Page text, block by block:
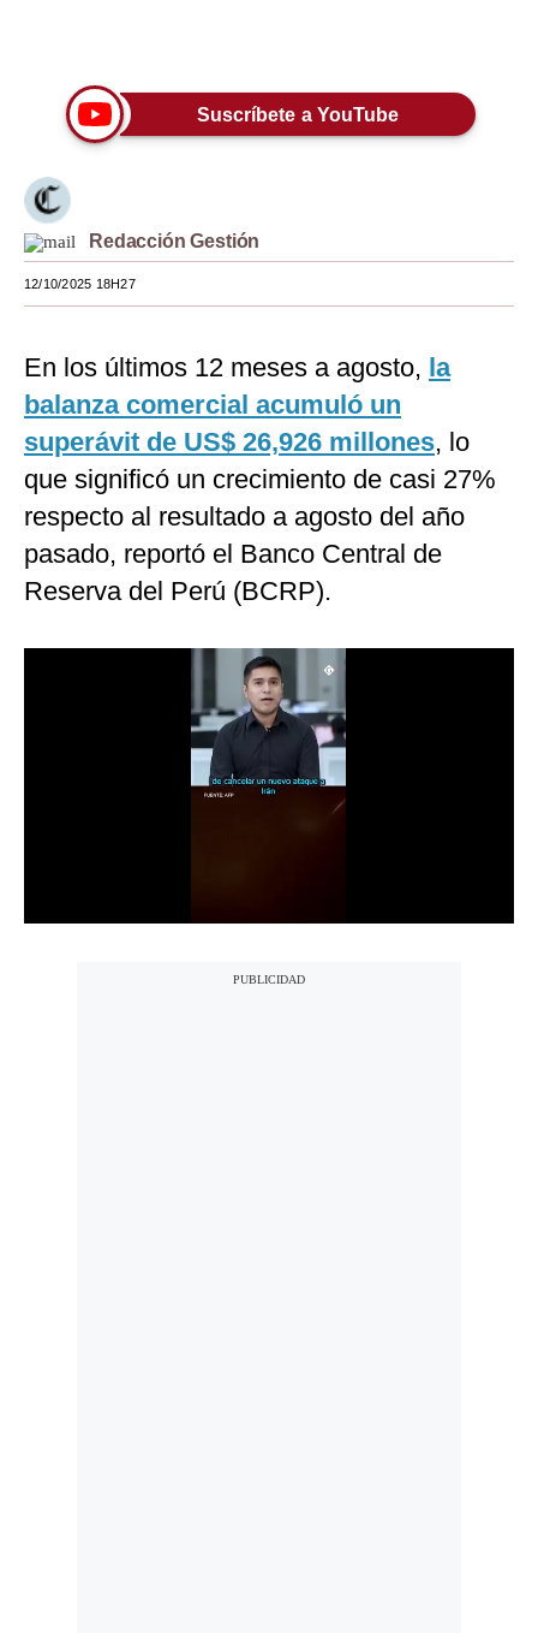
Lujo
Viajes
Moda
Estilos
Mundo
México
España
Internacional
Tecnología
Club del Suscriptor
Suscríbete a YouTube
Redacción Gestión
12/10/2025 18H27
En los últimos 12 meses a agosto, la
balanza comercial acumuló un
superávit de US$ 26,926 millones, lo
que significó un crecimiento de casi 27%
respecto al resultado a agosto del año
pasado, reportó el Banco Central de
Reserva del Perú (BCRP).